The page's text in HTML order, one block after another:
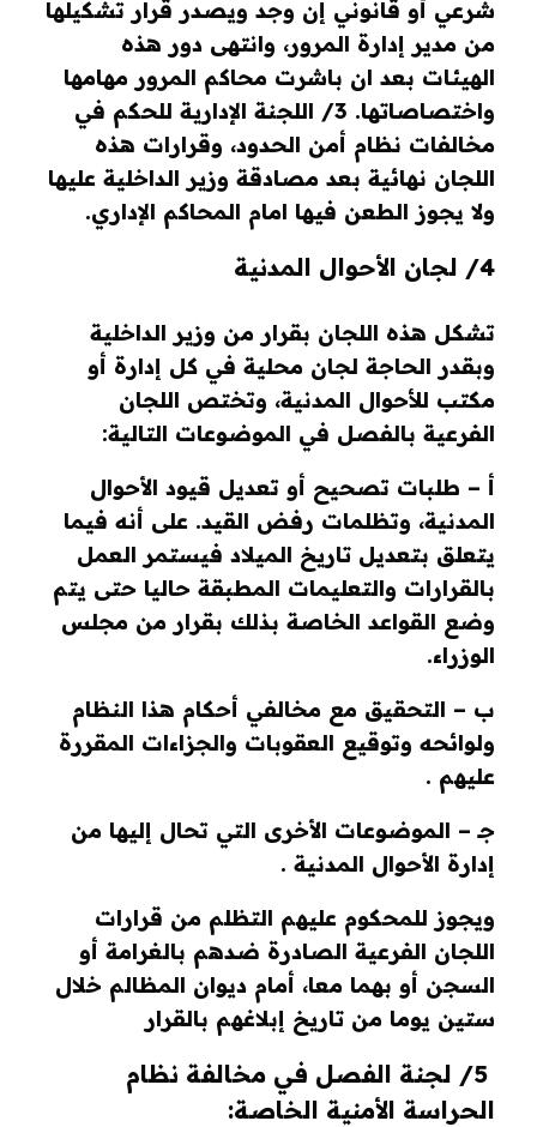
شرعي أو قانوني إن وجد ويصدر قرار تشكيلها
من مدير إدارة المرور، وانتهى دور هذه
الهيئات بعد ان باشرت محاكم المرور مهامها
واختصاصاتها. 3/ اللجنة الإدارية للحكم في
مخالفات نظام أمن الحدود، وقرارات هذه
اللجان نهائية بعد مصادقة وزير الداخلية عليها
ولا يجوز الطعن فيها امام المحاكم الإداري.
4/ لجان الأحوال المدنية
تشكل هذه اللجان بقرار من وزير الداخلية
وبقدر الحاجة لجان محلية في كل إدارة أو
مكتب للأحوال المدنية، وتختص اللجان
الفرعية بالفصل في الموضوعات التالية:
أ – طلبات تصحيح أو تعديل قيود الأحوال
المدنية، وتظلمات رفض القيد. على أنه فيما
يتعلق بتعديل تاريخ الميلاد فيستمر العمل
بالقرارات والتعليمات المطبقة حاليا حتى يتم
وضع القواعد الخاصة بذلك بقرار من مجلس
الوزراء.
ب – التحقيق مع مخالفي أحكام هذا النظام
ولوائحه وتوقيع العقوبات والجزاءات المقررة
عليهم .
جـ – الموضوعات الأخرى التي تحال إليها من
إدارة الأحوال المدنية .
ويجوز للمحكوم عليهم التظلم من قرارات
اللجان الفرعية الصادرة ضدهم بالغرامة أو
السجن أو بهما معا، أمام ديوان المظالم خلال
ستين يوما من تاريخ إبلاغهم بالقرار
5/ لجنة الفصل في مخالفة نظام
الحراسة الأمنية الخاصة: